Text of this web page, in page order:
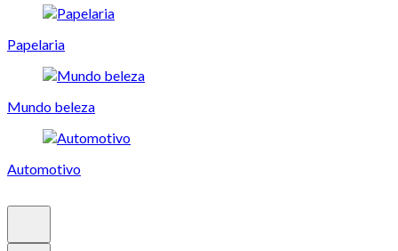
Papelaria
Mundo beleza
Automotivo